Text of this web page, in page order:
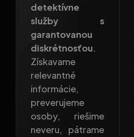
detektívne
služby s
garantovanou
diskrétnosťou.
Získavame
relevantné
informácie,
preverujeme
osoby, riešime
neveru, pátrame